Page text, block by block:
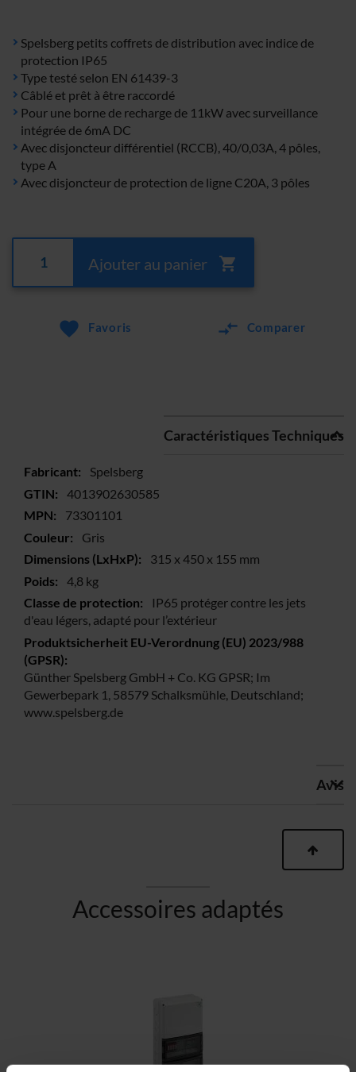
Spelsberg petits coffrets de distribution avec indice de
protection IP65
Type testé selon EN 61439-3
Câblé et prêt à être raccordé
Pour une borne de recharge de 11kW avec surveillance
intégrée de 6mA DC
Avec disjoncteur différentiel (RCCB), 40/0,03A, 4 pôles,
type A
Avec disjoncteur de protection de ligne C20A, 3 pôles
Ajouter au panier
Favoris Comparer
Caractéristiques Techniques
Plus
d’information
Spelsberg
4013902630585
73301101
Gris
315 x 450 x 155 mm
4,8 kg
IP65 protéger contre les jets
d'eau légers, adapté pour l’extérieur
Günther Spelsberg GmbH + Co. KG GPSR; Im
Gewerbepark 1, 58579 Schalksmühle, Deutschland;
www.spelsberg.de
Avis
Accessoires adaptés